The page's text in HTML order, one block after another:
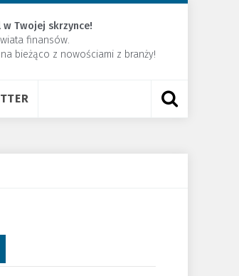
w Twojej skrzynce!
finansów.
bieżąco z nowościami z branży!